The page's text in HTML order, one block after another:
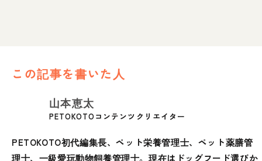
この記事を書いた人
山本恵太
PETOKOTOコンテンツクリエイター
PETOKOTO初代編集長、ペット栄養管理士、ペット薬膳管
理士、一級愛玩動物飼養管理士。現在はドッグフード選びか